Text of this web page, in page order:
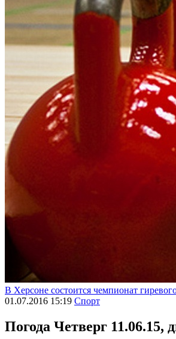
В Херсоне состоится чемпионат
01.07.2016 15:19 Спорт
Погода Четверг 11.06.15,